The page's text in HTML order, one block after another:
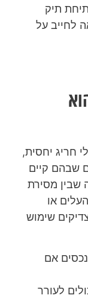
תיק
לחייב על
חריג יחסית,
שבהם קיים
שבין מסירת
או
שימוש
אם
לעורר